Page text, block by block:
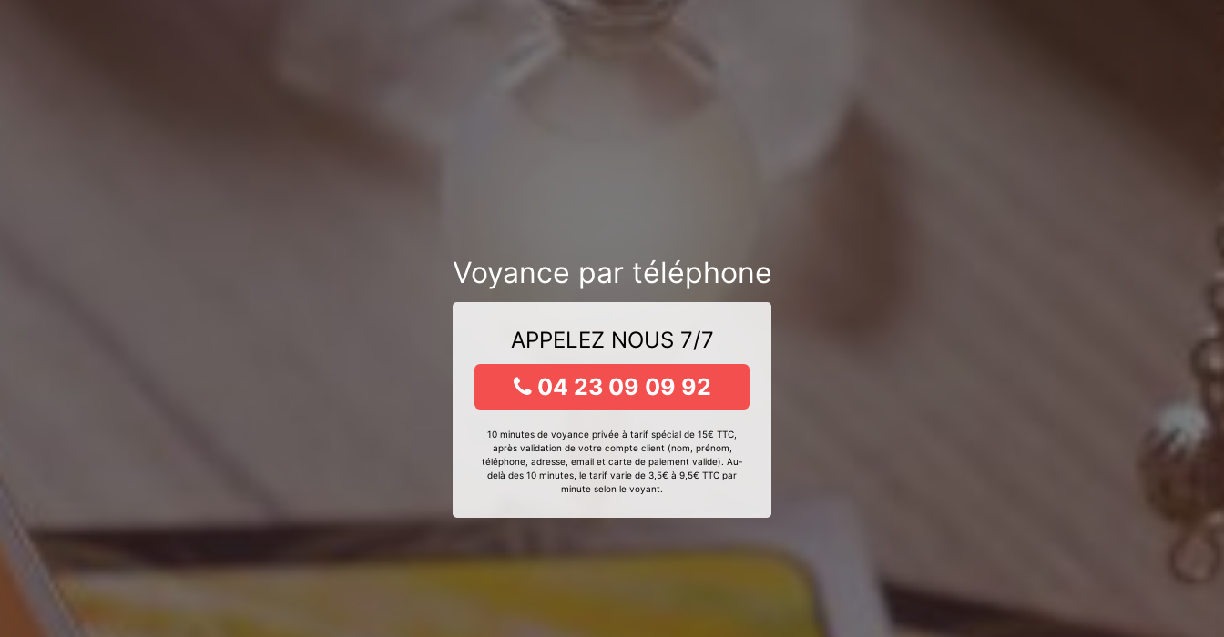
Voyance par téléphone
APPELEZ NOUS 7/7
04 23 09 09 92
10 minutes de voyance privée à tarif spécial de 15€ TTC,
après validation de votre compte client (nom, prénom,
téléphone, adresse, email et carte de paiement valide). Au-
delà des 10 minutes, le tarif varie de 3,5€ à 9,5€ TTC par
minute selon le voyant.